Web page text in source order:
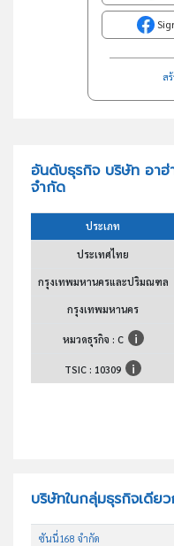
ส
อันดับธุรกิจ บริษัท อา
จำกัด
ประเภท
ประเทศไทย
กรุงเทพมหานครและปริมณฑล
กรุงเทพมหานคร
หมวดธุรกิจ : C
TSIC : 10309
บริษัทในกลุ่มธุรกิจเดีย
ซันนี่168 จำกัด